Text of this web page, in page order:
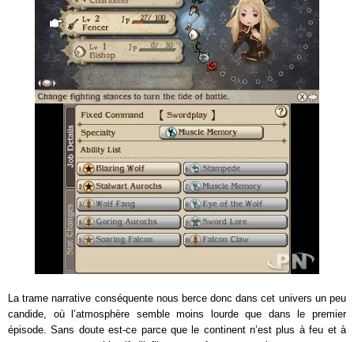
La trame narrative conséquente nous berce donc dans cet univers un peu
candide, où l’atmosphère semble moins lourde que dans le premier
épisode. Sans doute est-ce parce que le continent n’est plus à feu et à